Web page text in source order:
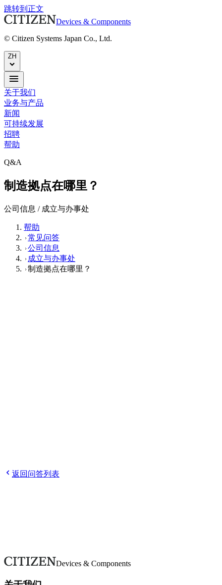
跳转到正文
Devices & Components
© Citizen Systems Japan Co., Ltd.
ZH
关于我们
业务与产品
新闻
可持续发展
招聘
帮助
Q&A
制造拠点在哪里？
公司信息 / 成立与办事处
帮助
常见问答
公司信息
成立与办事处
制造拠点在哪里？
护的努力
Q再生可能能源的利用你有在进行吗？
返回问答列表
联系我们 Devices & Components